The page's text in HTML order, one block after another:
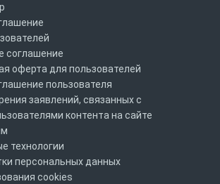
соглашение
оферта для пользователей
пользователя
заявлений, связанных с
контента на сайте
технологии
персональных данных
cookies